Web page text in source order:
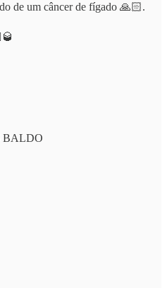
de um câncer de fígado 🙏🏻.
BALDO